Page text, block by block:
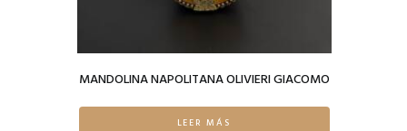
MANDOLINA NAPOLITANA OLIVIERI GIACOMO
LEER MÁS